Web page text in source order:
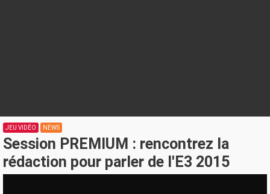
JEU VIDÉO NEWS
Session PREMIUM : rencontrez la
rédaction pour parler de l'E3 2015